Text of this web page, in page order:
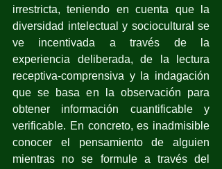
irrestricta, teniendo en cuenta que la
diversidad intelectual y sociocultural se
ve incentivada a través de la
experiencia deliberada, de la lectura
receptiva-comprensiva y la indagación
que se basa en la observación para
obtener información cuantificable y
verificable. En concreto, es inadmisible
conocer el pensamiento de alguien